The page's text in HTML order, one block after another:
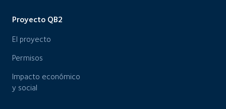
Proyecto QB2
El proyecto
Permisos
Impacto económico
y social